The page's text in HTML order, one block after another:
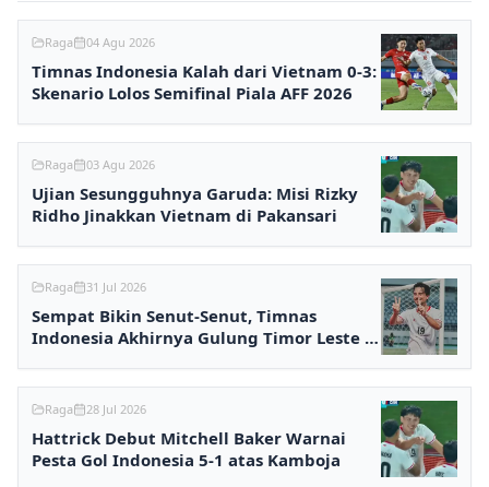
Raga 04 Agu 2026
Timnas Indonesia Kalah dari Vietnam 0-3:
Skenario Lolos Semifinal Piala AFF 2026
Raga 03 Agu 2026
Ujian Sesungguhnya Garuda: Misi Rizky
Ridho Jinakkan Vietnam di Pakansari
Raga 31 Jul 2026
Sempat Bikin Senut-Senut, Timnas
Indonesia Akhirnya Gulung Timor Leste 3-
Raga 28 Jul 2026
Hattrick Debut Mitchell Baker Warnai
Pesta Gol Indonesia 5-1 atas Kamboja